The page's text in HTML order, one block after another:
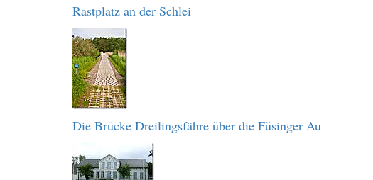
Rastplatz an der Schlei
Die Brücke Dreilingsfähre über die Füsinger Au